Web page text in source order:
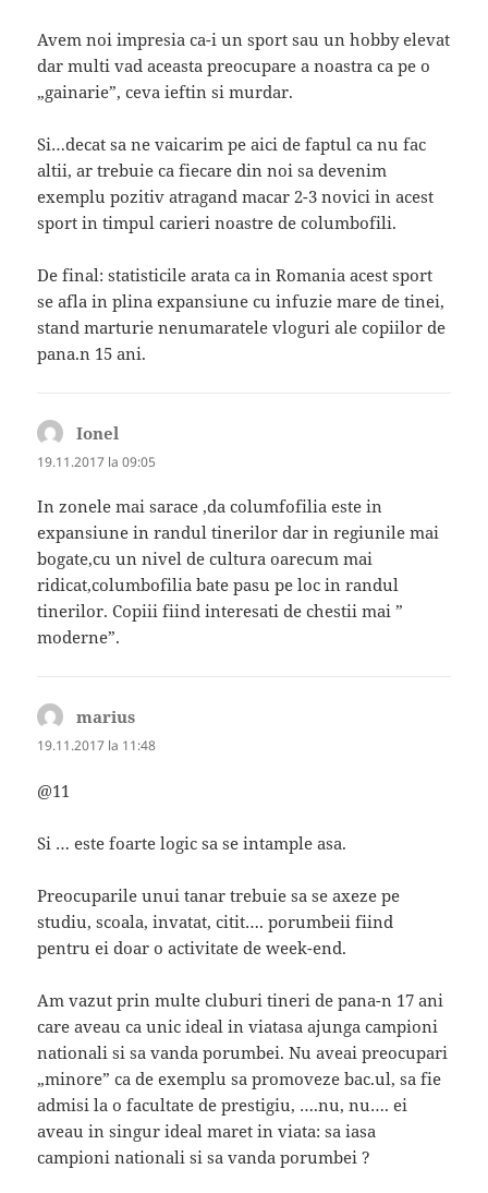
Avem noi impresia ca-i un sport sau un hobby elevat
dar multi vad aceasta preocupare a noastra ca pe o
„gainarie”, ceva ieftin si murdar.
Si…decat sa ne vaicarim pe aici de faptul ca nu fac
altii, ar trebuie ca fiecare din noi sa devenim
exemplu pozitiv atragand macar 2-3 novici in acest
sport in timpul carieri noastre de columbofili.
De final: statisticile arata ca in Romania acest sport
se afla in plina expansiune cu infuzie mare de tinei,
stand marturie nenumaratele vloguri ale copiilor de
pana.n 15 ani.
Ionel
19.11.2017 la 09:05
In zonele mai sarace ,da columfofilia este in
expansiune in randul tinerilor dar in regiunile mai
bogate,cu un nivel de cultura oarecum mai
ridicat,columbofilia bate pasu pe loc in randul
tinerilor. Copiii fiind interesati de chestii mai ”
moderne”.
marius
19.11.2017 la 11:48
@11
Si … este foarte logic sa se intample asa.
Preocuparile unui tanar trebuie sa se axeze pe
studiu, scoala, invatat, citit…. porumbeii fiind
pentru ei doar o activitate de week-end.
Am vazut prin multe cluburi tineri de pana-n 17 ani
care aveau ca unic ideal in viatasa ajunga campioni
nationali si sa vanda porumbei. Nu aveai preocupari
„minore” ca de exemplu sa promoveze bac.ul, sa fie
admisi la o facultate de prestigiu, ….nu, nu…. ei
aveau in singur ideal maret in viata: sa iasa
campioni nationali si sa vanda porumbei ?